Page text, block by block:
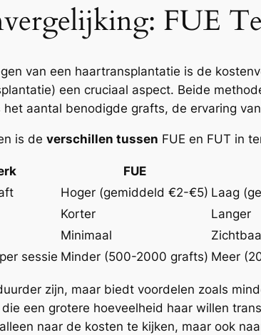
FUE
van een haartransplantatie is de
een cruciaal aspect. Beide
aantal benodigde grafts, de ervaring
is de verschillen tussen FUE en FUT in
FUE
Hoger (gemiddeld €2-€5) Laag
Korter
Langer
Minimaal
sessie Minder (500-2000 grafts) Meer
zijn, maar biedt voordelen zoals
een grotere hoeveelheid haar willen
naar de kosten te kijken, maar ook